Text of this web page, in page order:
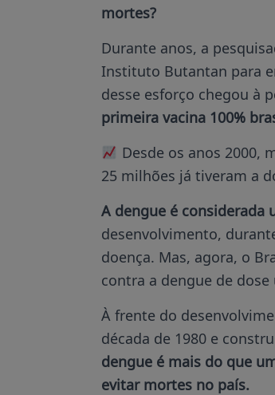
mortes?
Durante anos, a
Instituto Butantan para
desse esforço chegou à
primeira vacina 100%
Desde os anos 2000,
25 milhões já tiveram a
A dengue é considerada
desenvolvimento,
doença. Mas, agora, o
contra a dengue de
À frente do
década de 1980 e
dengue é mais do que
evitar mortes no país.